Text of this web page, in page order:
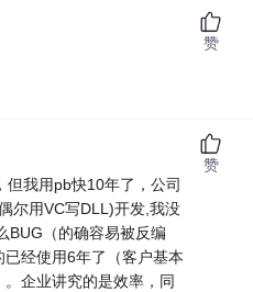
赞
但我用pb快10年了，公司
尔用VC写DLL)开发,我没
BUG（的确容易被反编
经使用6年了（客户基本
企业讲究的是效率，同
赞